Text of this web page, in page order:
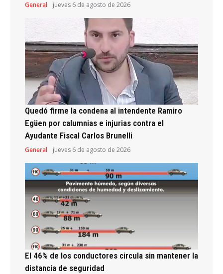
General jueves 6 de agosto de 2026
Quedó firme la condena al intendente Ramiro
Egüen por calumnias e injurias contra el
Ayudante Fiscal Carlos Brunelli
General jueves 6 de agosto de 2026
El 46% de los conductores circula sin mantener la
distancia de seguridad